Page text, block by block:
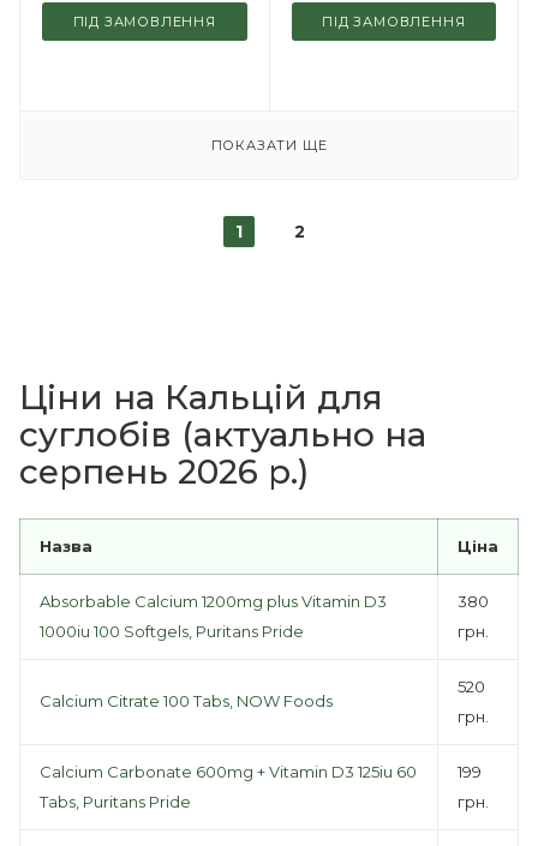
ПІД ЗАМОВЛЕННЯ ПІД ЗАМОВЛЕННЯ
ПОКАЗАТИ ЩЕ
1 2
Ціни на Кальцій для
суглобів (актуально на
серпень 2026 р.)
Назва Ціна
Absorbable Calcium 1200mg plus Vitamin D3
1000iu 100 Softgels, Puritans Pride
380
грн.
Calcium Citrate 100 Tabs, NOW Foods
520
грн.
Calcium Carbonate 600mg + Vitamin D3 125iu 60
Tabs, Puritans Pride
199
грн.